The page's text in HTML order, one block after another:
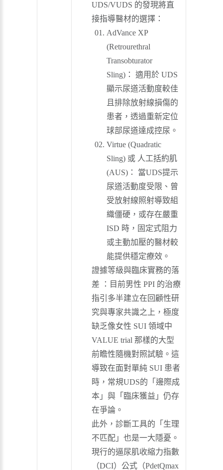
UDS/VUDS 的發現將直
接指導醫材的選擇：
AdVance XP
(Retrourethral
Transobturator
Sling)： 適用於 UDS
顯示尿道活動度較佳
且排除放射線損傷的
患者，透過重新定位
球部尿道達成控尿。
Virtue (Quadratic
Sling) 或 人工括約肌
(AUS)： 當UDS提示
尿道活動度受限、曾
受放射線照射導致組
織僵硬，或存在嚴重
ISD 時，固定式阻力
或主動加壓的醫材較
能提供穩定療效。
證據等級與臨床實務的落
差 ：目前男性 PPI 的治療
指引多半建立在回顧性研
究與專家共識之上，極度
缺乏像女性 SUI 領域中
VALUE trial 那樣的大型
前瞻性隨機對照試驗。這
導致在面對單純 SUI 患者
時，常規UDS的「邊際成
本」與「臨床獲益」仍存
在爭論。
此外，診斷工具的「生理
不匹配」也是一大隱憂。
現行的逼尿肌收縮力指數
（DCI）公式（PdetQmax